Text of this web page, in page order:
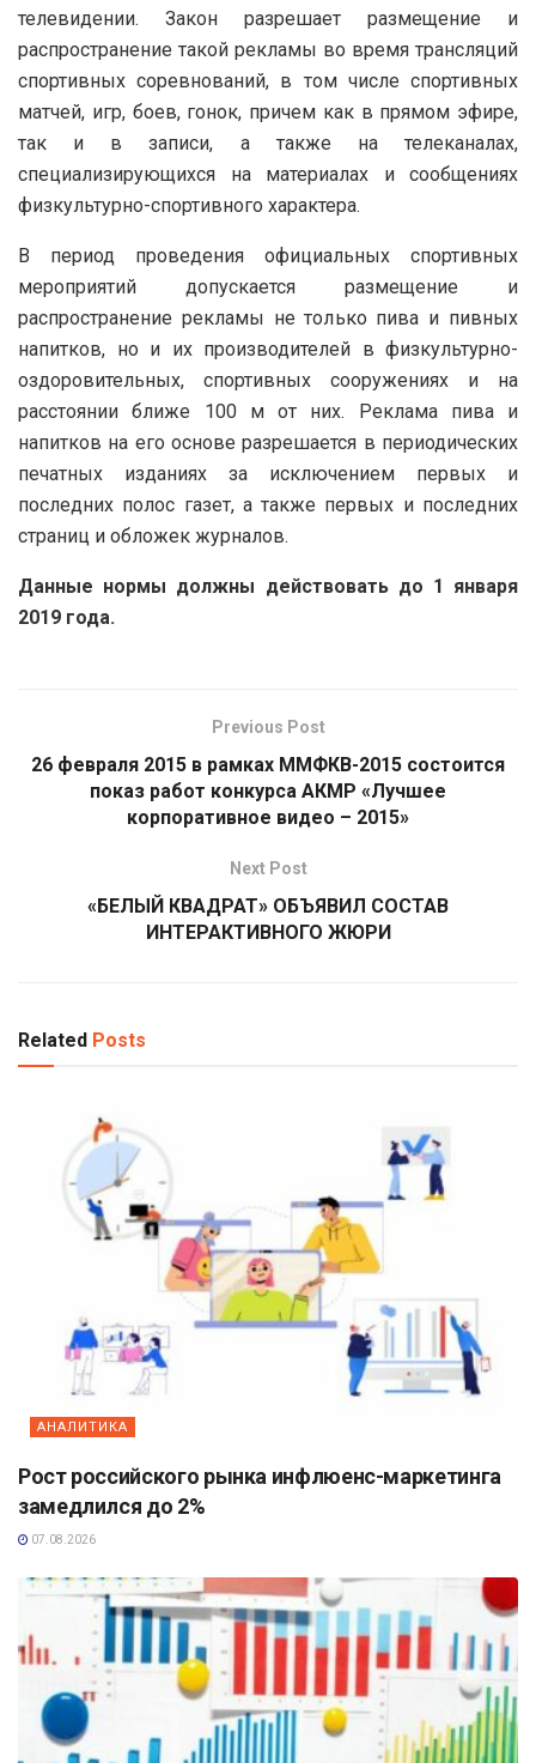
телевидении. Закон разрешает размещение и
распространение такой рекламы во время трансляций
спортивных соревнований, в том числе спортивных
матчей, игр, боев, гонок, причем как в прямом эфире,
так и в записи, а также на телеканалах,
специализирующихся на материалах и сообщениях
физкультурно-спортивного характера.
В период проведения официальных спортивных
мероприятий допускается размещение и
распространение рекламы не только пива и пивных
напитков, но и их производителей в физкультурно-
оздоровительных, спортивных сооружениях и на
расстоянии ближе 100 м от них. Реклама пива и
напитков на его основе разрешается в периодических
печатных изданиях за исключением первых и
последних полос газет, а также первых и последних
страниц и обложек журналов.
Данные нормы должны действовать до 1 января
2019 года.
Previous Post
26 февраля 2015 в рамках ММФКВ-2015 состоится
показ работ конкурса АКМР «Лучшее
корпоративное видео – 2015»
Next Post
«БЕЛЫЙ КВАДРАТ» ОБЪЯВИЛ СОСТАВ
ИНТЕРАКТИВНОГО ЖЮРИ
Related Posts
АНАЛИТИКА
Рост российского рынка инфлюенс-маркетинга
замедлился до 2%
07.08.2026